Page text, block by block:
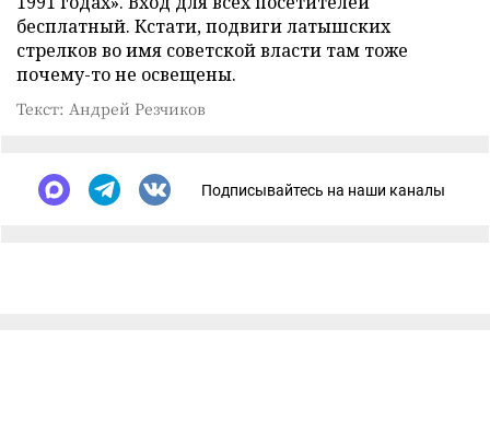
бесплатный. Кстати, подвиги латышских
стрелков во имя советской власти там тоже
почему-то не освещены.
Текст: Андрей Резчиков
Подписывайтесь на наши каналы